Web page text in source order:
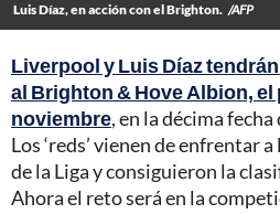
Luis Díaz, en acción con el Brighton. /AFP
Liverpool y Luis Díaz
al Brighton & Hove Albion,
noviembre, en la décima
Los ‘reds’ vienen de enfrentar a
de la Liga y consiguieron la
Ahora el reto será en la